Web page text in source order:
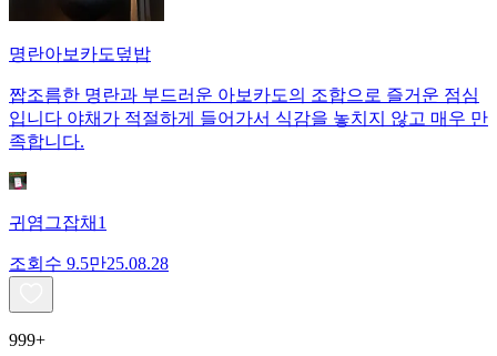
명란아보카도덮밥
짭조름한 명란과 부드러운 아보카도의 조합으로 즐거운 점심
입니다 야채가 적절하게 들어가서 식감을 놓치지 않고 매우 만
족합니다.
귀염그잡채1
조회수 9.5만25.08.28
999+